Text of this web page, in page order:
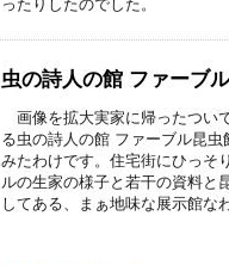
ったりしたのでした。
虫の詩人の館 ファーブ
画像を拡大実家に帰ったつい
る虫の詩人の館 ファーブル昆虫
みたわけです。住宅街にひっそ
ルの生家の様子と若干の資料と
してある、まぁ地味な展示館な